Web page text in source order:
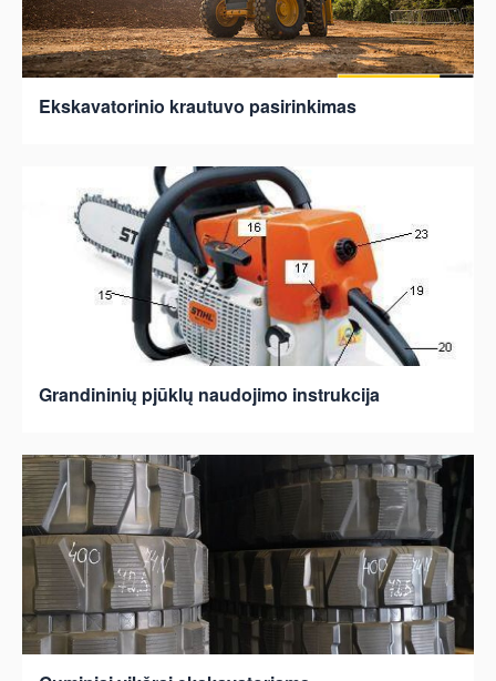
Ekskavatorinio krautuvo pasirinkimas
Grandininių pjūklų naudojimo instrukcija